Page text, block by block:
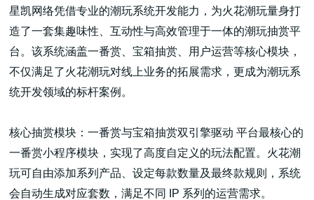
潮玩技术解决方案
一番赏/魔力赏/福袋抽赏/宝箱赏/无限赏
星凯网络凭借专业的潮玩系统开发能力，为火花潮玩量身打
造了一套集趣味性、互动性与高效管理于一体的潮玩抽赏平
台。该系统涵盖一番赏、宝箱抽赏、用户运营等核心模块，
不仅满足了火花潮玩对线上业务的拓展需求，更成为潮玩系
统开发领域的标杆案例。
核心抽赏模块：一番赏与宝箱抽赏双引擎驱动 平台最核心的
一番赏小程序模块，实现了高度自定义的玩法配置。火花潮
玩可自由添加系列产品、设定每款数量及最终款规则，系统
会自动生成对应套数，满足不同 IP 系列的运营需求。